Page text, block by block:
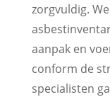
zorgvuldig.
aanpak en
conform de
specialisten